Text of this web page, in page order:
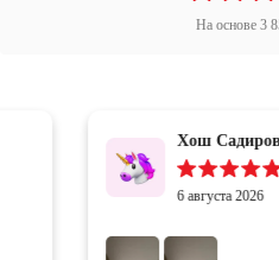
На основе 3
Хош Садиров
6 августа 2026